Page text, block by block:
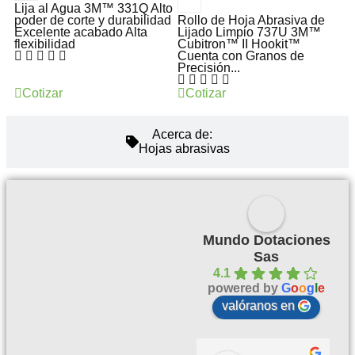
Acerca de:
Hojas abrasivas
Lija al Agua 3M™ 331Q Alto
poder de corte y durabilidad
Excelente acabado Alta
flexibilidad
Cotizar
Rollo de Hoja Abrasiva de
Lijado Limpio 737U 3M™
Cubitron™ II Hookit™
Cuenta con Granos de
Precisión...
Cotizar
Mundo Dotaciones
Sas
4.1
powered by Goog e
valóranos en